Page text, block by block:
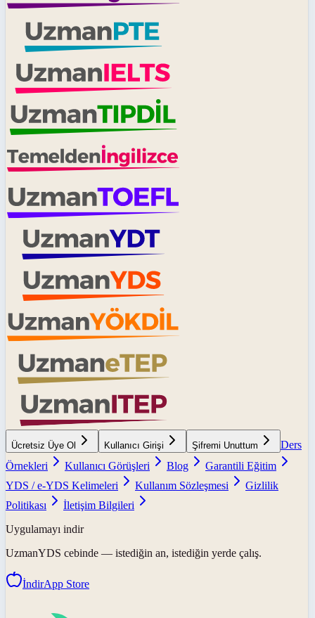
Ücretsiz Üye Ol Kullanıcı Girişi Şifremi Unuttum
Ders
Örnekleri
Kullanıcı Görüşleri Blog
Garantili Eğitim
YDS / e-YDS Kelimeleri
Kullanım Sözleşmesi
Gizlilik
Politikası
İletişim Bilgileri
Uygulamayı indir
UzmanYDS cebinde — istediğin an, istediğin yerde çalış.
İndirApp Store